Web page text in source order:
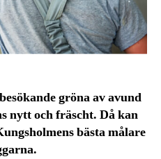
gröna av avund
nytt och fräscht. Då kan
bästa målare